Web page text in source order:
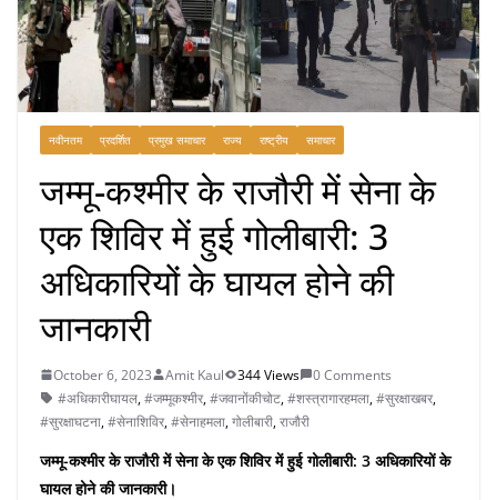
नवीनतम प्रदर्शित प्रमुख समाचार राज्य राष्ट्रीय समाचार
जम्मू-कश्मीर के राजौरी में सेना के
एक शिविर में हुई गोलीबारी: 3
अधिकारियों के घायल होने की
जानकारी
October 6, 2023 Amit Kaul 344 Views
0 Comments
#अधिकारीघायल,#जम्मूकश्मीर,#जवानोंकीचोट,#शस्त्रागारहमला,#सुरक्षाखबर,
#सुरक्षाघटना,#सेनाशिविर,#सेनाहमला,गोलीबारी,राजौरी
जम्मू-कश्मीर के राजौरी में सेना के एक शिविर में हुई गोलीबारी: 3 अधिकारियों के
घायल होने की जानकारी।